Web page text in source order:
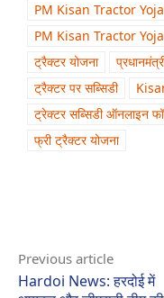
PM Kisan Tractor
PM Kisan Tractor
ट्रैक्टर योजना
ट्रैक्टर पर सब्सिडी
ट्रेक्टर सब्सिडी ऑनलाइन
फ्री ट्रैक्टर योजना
Previous article
Hardoi News: हरदोई में